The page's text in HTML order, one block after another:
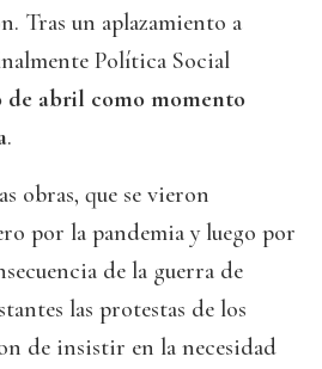
Tras un aplazamiento a
Política Social
abril como momento
.
obras, que se vieron
por la pandemia y luego por
de la guerra de
las protestas de los
de insistir en la necesidad